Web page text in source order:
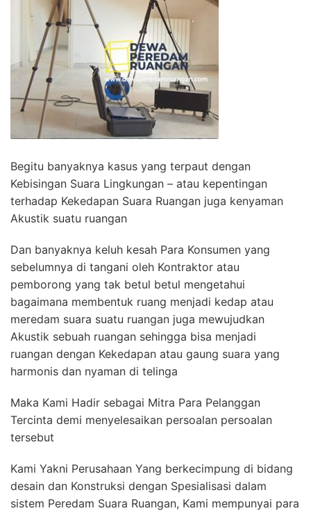
Begitu banyaknya kasus yang terpaut dengan
Kebisingan Suara Lingkungan – atau kepentingan
terhadap Kekedapan Suara Ruangan juga kenyaman
Akustik suatu ruangan
Dan banyaknya keluh kesah Para Konsumen yang
sebelumnya di tangani oleh Kontraktor atau
pemborong yang tak betul betul mengetahui
bagaimana membentuk ruang menjadi kedap atau
meredam suara suatu ruangan juga mewujudkan
Akustik sebuah ruangan sehingga bisa menjadi
ruangan dengan Kekedapan atau gaung suara yang
harmonis dan nyaman di telinga
Maka Kami Hadir sebagai Mitra Para Pelanggan
Tercinta demi menyelesaikan persoalan persoalan
tersebut
Kami Yakni Perusahaan Yang berkecimpung di bidang
desain dan Konstruksi dengan Spesialisasi dalam
sistem Peredam Suara Ruangan, Kami mempunyai para